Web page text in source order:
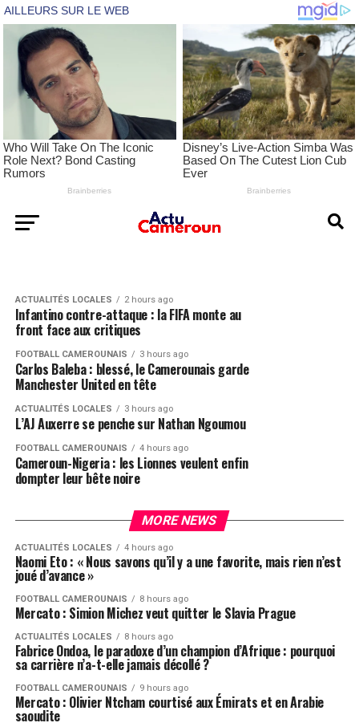
35 minutes ago
Carlos Baleba à Manchester United : le rêve
FOOTBALL CAMEROUNAIS 2 hours ago
ACTUALITÉS LOCALES 2 hours ago
Infantino contre-attaque : la FIFA monte au
front face aux critiques
FOOTBALL CAMEROUNAIS 3 hours ago
Carlos Baleba : blessé, le Camerounais garde
Manchester United en tête
ACTUALITÉS LOCALES 3 hours ago
L’AJ Auxerre se penche sur Nathan Ngoumou
FOOTBALL CAMEROUNAIS 4 hours ago
Cameroun-Nigeria : les Lionnes veulent enfin
dompter leur bête noire
MORE NEWS
ACTUALITÉS LOCALES 4 hours ago
Naomi Eto : « Nous savons qu’il y a une favorite, mais rien n’est
joué d’avance »
FOOTBALL CAMEROUNAIS 8 hours ago
Mercato : Simion Michez veut quitter le Slavia Prague
ACTUALITÉS LOCALES 8 hours ago
Fabrice Ondoa, le paradoxe d’un champion d’Afrique : pourquoi
sa carrière n’a-t-elle jamais décollé ?
FOOTBALL CAMEROUNAIS 9 hours ago
Mercato : Olivier Ntcham courtisé aux Émirats et en Arabie
saoudite